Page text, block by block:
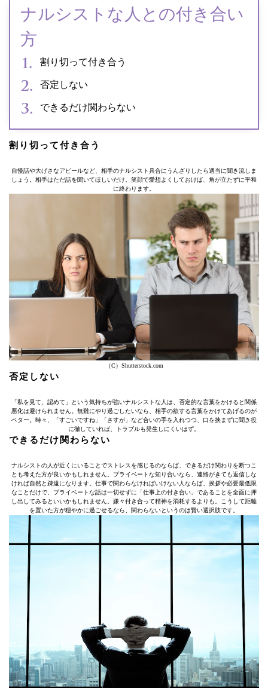
ナルシストな人との付き合い
方
割り切って付き合う
否定しない
できるだけ関わらない
割り切って付き合う
自慢話や大げさなアピールなど、相手のナルシスト具合にうんざりしたら適当に聞き流しま
しょう。相手はただ話を聞いてほしいだけ。笑顔で愛想よくしておけば、角が立たずに平和
に終わります。
（C）Shutterstock.com
否定しない
「私を見て、認めて」という気持ちが強いナルシストな人は、否定的な言葉をかけると関係
悪化は避けられません。無難にやり過ごしたいなら、相手の欲する言葉をかけてあげるのが
ベター。時々、「すごいですね」「さすが」など合いの手を入れつつ、口を挟まずに聞き役
に徹していれば、トラブルも発生しにくいはず。
できるだけ関わらない
ナルシストの人が近くにいることでストレスを感じるのならば、できるだけ関わりを断つこ
とも考えた方が良いかもしれません。プライベートな知り合いなら、連絡がきても返信しな
ければ自然と疎遠になります。仕事で関わらなければいけない人ならば、挨拶や必要最低限
なことだけで、プライベートな話は一切せずに「仕事上の付き合い」であることを全面に押
し出してみるといいかもしれません。嫌々付き合って精神を消耗するよりも。こうして距離
を置いた方が穏やかに過ごせるなら、関わらないというのは賢い選択肢です。